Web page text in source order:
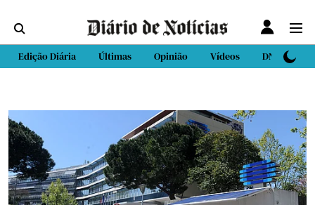
Edição Diária Últimas Opinião Vídeos DN Sport